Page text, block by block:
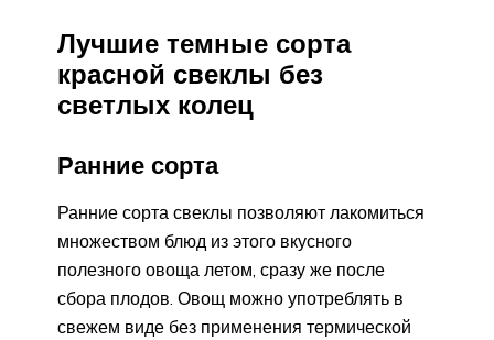
Лучшие темные сорта
красной свеклы без
светлых колец
Ранние сорта
Ранние сорта свеклы позволяют лакомиться
множеством блюд из этого вкусного
полезного овоща летом, сразу же после
сбора плодов. Овощ можно употреблять в
свежем виде без применения термической